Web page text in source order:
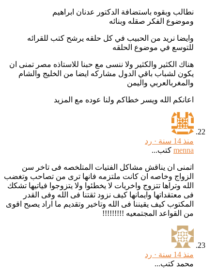
نطالب وبقوه باستضافة الدكتور عدنان ابراهيم
وموضوع الفكر صقله وبنائه
وايضا نريد من الحبيب في كل حلقه يرشح كتب للقرائه
للتوسع في موضوع الحلقه
هناك الكثير والكثير ولا ننسى مع حبنا للاستاذه مصر تمنى ان
يكون لشباب باقي الدول مشاركه ايضا من الخليج والشام
والمغربالعربي واليمن
اعانكم الله ويسر خطاكم ولنا عوده مع المزيد
رد
mennaكتب...
اتمنى ان يناقش مشاكل الفتيات المتلخصه فى تاخر سن
الزواج وخاصه ان كانت ملتزمه فانها ترى من تصاحب وتغضب
الله وتراها تتزوج واخريات لا يخطئوا ولا يتزوجوا فياتيها تشكك
فى معتقداتها وايمانها كيف نزود ثقتنا فى الله وفى القدر
المكتوب كيف يقيننا فى الله وتاخير وتقديم ما اراد يصبح اقوى
من القواعد المجتمعيه !!!!!!!!!
رد
محمد كتب...